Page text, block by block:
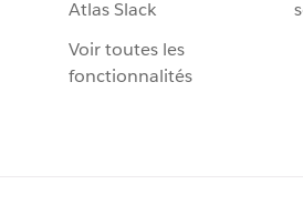
Atlas Slack
Voir toutes les
fonctionnalités